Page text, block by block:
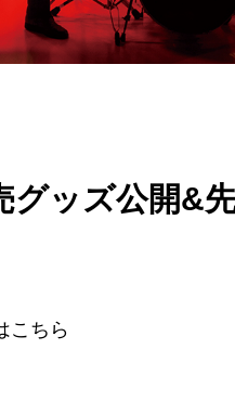
ッズ公開&
こちら